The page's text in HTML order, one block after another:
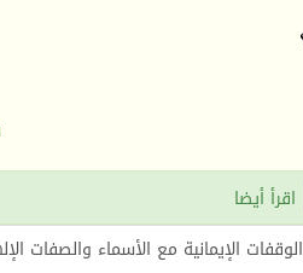
اقرأ أيضا
الوقفات الإيمانية مع الأسماء والصفات الإلهية (25) اسما الله (الأول، الآخر)